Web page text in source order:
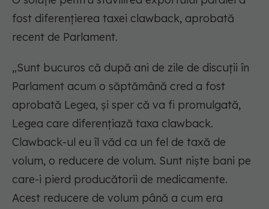
fost diferențierea taxei clawback, aprobată
recent de Parlament.
„Sunt bucuros că după ani de zile de discuții în
Parlament acum o săptămână cred a fost
aprobată Legea, și sper că va fi promulgată,
Legea care diferențiază taxa clawback.
Clawback-ul eu îl văd ca un fel de taxă de
volum, o reducere de volum. Sunt niște bani pe
care-i pierd producătorii de medicamente.
Acest reducere de volum până a cum era